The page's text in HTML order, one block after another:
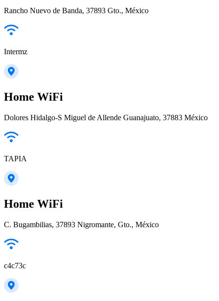
Rancho Nuevo de Banda, 37893 Gto., México
Intermz
Home WiFi
Dolores Hidalgo-S Miguel de Allende Guanajuato, 37883 México
TAPIA
Home WiFi
C. Bugambilias, 37893 Nigromante, Gto., México
c4c73c